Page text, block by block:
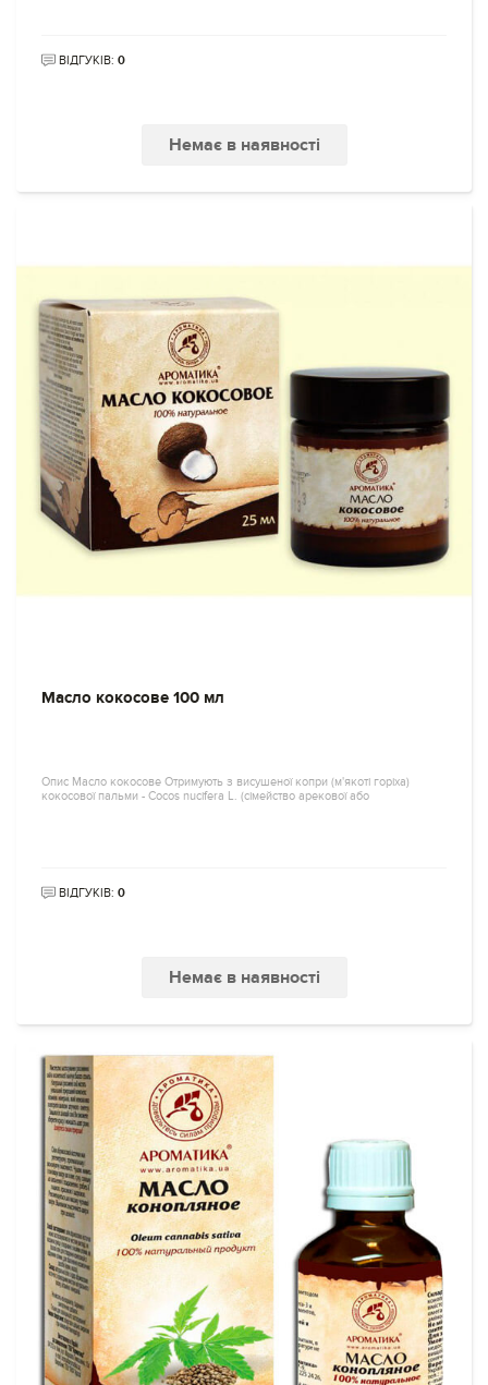
ВІДГУКІВ: 0
Немає в наявності
Масло кокосове 100 мл
Опис Масло кокосове Отримують з висушеної копри (м'якоті горіха)
кокосової пальми - Cocos nucifera L. (сімейство арекової або
ВІДГУКІВ: 0
Немає в наявності